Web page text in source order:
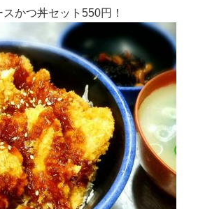
かつ丼セット550円！